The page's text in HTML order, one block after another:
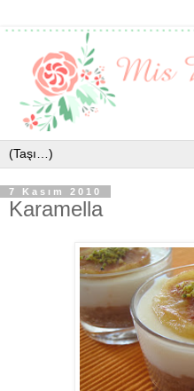
7 Kasım 2010
Karamella